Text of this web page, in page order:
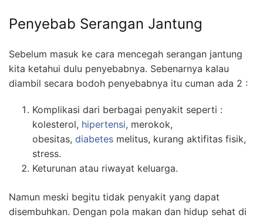
Penyebab Serangan Jantung
Sebelum masuk ke cara mencegah serangan jantung
kita ketahui dulu penyebabnya. Sebenarnya kalau
diambil secara bodoh penyebabnya itu cuman ada 2 :
Komplikasi dari berbagai penyakit seperti :
kolesterol, hipertensi, merokok,
obesitas, diabetes melitus, kurang aktifitas fisik,
stress.
Keturunan atau riwayat keluarga.
Namun meski begitu tidak penyakit yang dapat
disembuhkan. Dengan pola makan dan hidup sehat di